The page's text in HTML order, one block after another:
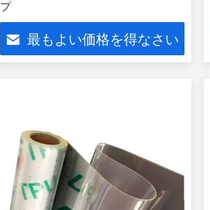
プ
最もよい価格を得なさい